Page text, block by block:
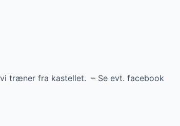
træner fra kastellet. – Se evt. facebook